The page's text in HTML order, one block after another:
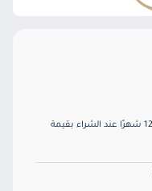
استمتع بالتقسيط بدون فائدة 0٪ لمدة 6 أو 12 شهرًا عند الشراء بقيمة